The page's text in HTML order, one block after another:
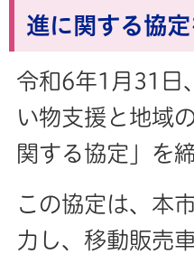
進に関する協
令和6年1月31日
い物支援と地域
関する協定」を
この協定は、本
力し、移動販売